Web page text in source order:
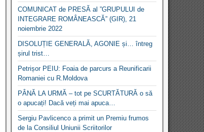
COMUNICAT de PRESĂ al ”GRUPULUI de
INTEGRARE ROMÂNEASCĂ” (GIR), 21
noiembrie 2022
DISOLUȚIE GENERALĂ, AGONIE și… întreg
șirul trist…
Petrișor PEIU: Foaia de parcurs a Reunificarii
Romaniei cu R.Moldova
PÂNĂ LA URMĂ – tot pe SCURTĂTURĂ o să
o apucați! Dacă veți mai apuca…
Sergiu Pavlicenco a primit un Premiu frumos
de la Consiliul Uniunii Scriitorilor